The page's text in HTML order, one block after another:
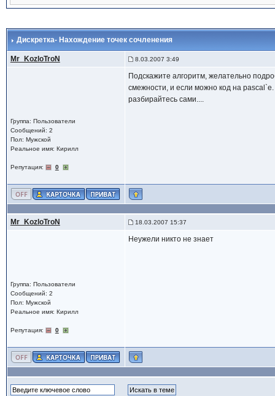
Дискретка- Нахождение точек сочленения
Mr_KozloTroN 8.03.2007 3:49
Группа: Пользователи
Сообщений: 2
Пол: Мужской
Реальное имя: Кирилл
Репутация: 0
Подскажите алгоритм, желательно
смежности, и если можно код на
разбирайтесь сами....
Mr_KozloTroN 18.03.2007 15:37
Группа: Пользователи
Сообщений: 2
Пол: Мужской
Реальное имя: Кирилл
Репутация: 0
Неужели никто не знает